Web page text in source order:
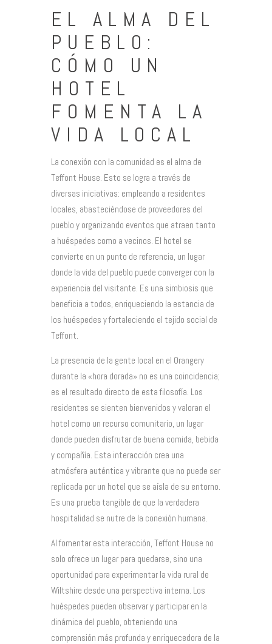
EL ALMA DEL
PUEBLO:
CÓMO UN
HOTEL
FOMENTA LA
VIDA LOCAL
La conexión con la comunidad es el alma de
Teffont House. Esto se logra a través de
diversas iniciativas: empleando a residentes
locales, abasteciéndose de proveedores del
pueblo y organizando eventos que atraen tanto
a huéspedes como a vecinos. El hotel se
convierte en un punto de referencia, un lugar
donde la vida del pueblo puede converger con la
experiencia del visitante. Es una simbiosis que
beneficia a todos, enriqueciendo la estancia de
los huéspedes y fortaleciendo el tejido social de
Teffont.
La presencia de la gente local en el Orangery
durante la «hora dorada» no es una coincidencia;
es el resultado directo de esta filosofía. Los
residentes se sienten bienvenidos y valoran el
hotel como un recurso comunitario, un lugar
donde pueden disfrutar de buena comida, bebida
y compañía. Esta interacción crea una
atmósfera auténtica y vibrante que no puede ser
replicada por un hotel que se aísla de su entorno.
Es una prueba tangible de que la verdadera
hospitalidad se nutre de la conexión humana.
Al fomentar esta interacción, Teffont House no
solo ofrece un lugar para quedarse, sino una
oportunidad para experimentar la vida rural de
Wiltshire desde una perspectiva interna. Los
huéspedes pueden observar y participar en la
dinámica del pueblo, obteniendo una
comprensión más profunda y enriquecedora de la